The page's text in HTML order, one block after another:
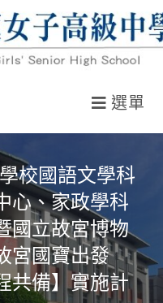
選單
校國語文學科
心、家政學科
國立故宮博物
宮國寶出發
備】實施計